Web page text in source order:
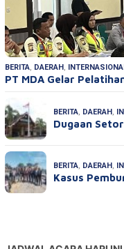
BERITA, DAERAH ,
PT MDA Gelar
BERITA, DAERAH ,
Dugaan
BERITA, DAERAH ,
Kasus